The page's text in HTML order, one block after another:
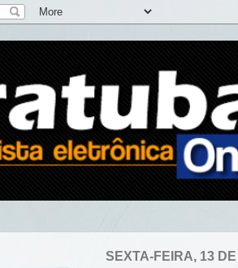
SEXTA-FEIRA, 13